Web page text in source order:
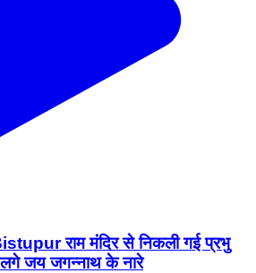
राम मंदिर से निकली गई प्रभु
लगे जय जगन्नाथ के नारे